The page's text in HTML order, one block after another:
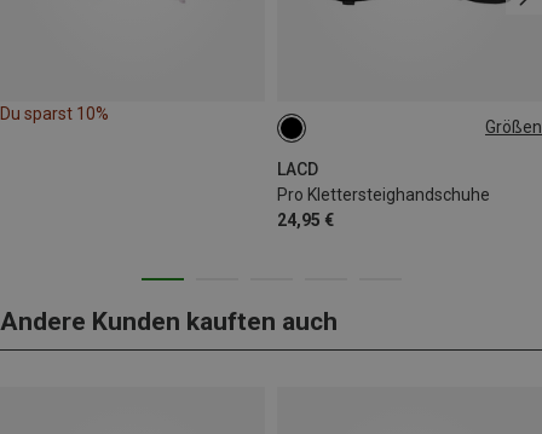
Du sparst 10%
Größen
LACD
Pro Klettersteighandschuhe
24,95 €
S
Andere Kunden kauften auch